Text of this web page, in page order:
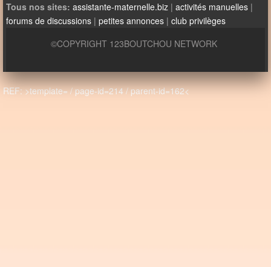
Tous nos sites: assistante-maternelle.biz | activités manuelles |
forums de discussions | petites annonces | club privilèges
©COPYRIGHT 123BOUTCHOU NETWORK
REF: >template= / page-id=214 / parent-id=162<